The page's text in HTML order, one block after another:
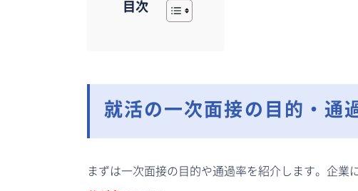
目次
就活の一次面接の目的・通
まずは一次面接の目的や通過率を紹介します。企業